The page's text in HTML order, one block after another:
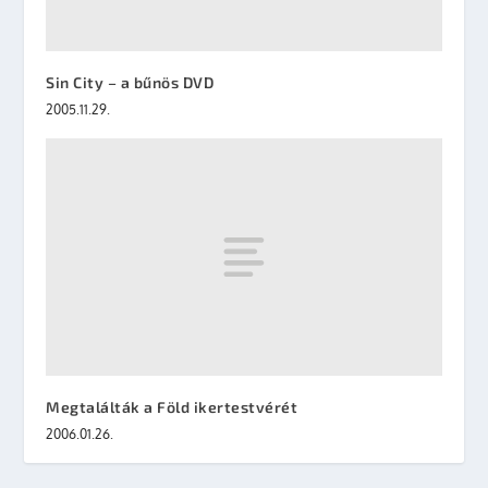
Sin City – a bűnös DVD
2005.11.29.
Megtalálták a Föld ikertestvérét
2006.01.26.